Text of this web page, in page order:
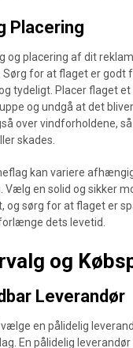
Placering
og placering af dit
for at flaget er godt
tydeligt. Placer flaget
og undgå at det
over vindforholdene,
skades.
kan variere
Vælg en solid og sikker
og sørg for at flaget er
dets levetid.
og
Leverandør
en pålidelig
En pålidelig